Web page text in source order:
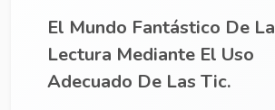
El Mundo Fantástico De La
Lectura Mediante El Uso
Adecuado De Las Tic.